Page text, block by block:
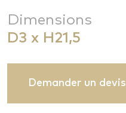
Dimensions
D3 x H21,5
Demander un devis